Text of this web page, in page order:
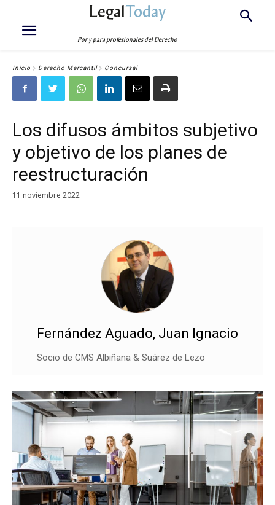
LegalToday
Por y para profesionales del Derecho
Inicio Derecho Mercantil Concursal
Los difusos ámbitos subjetivo
y objetivo de los planes de
reestructuración
11 noviembre 2022
Fernández Aguado, Juan Ignacio
Socio de CMS Albiñana & Suárez de Lezo